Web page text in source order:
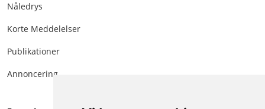
Nåledrys
Korte Meddelelser
Publikationer
Annoncering